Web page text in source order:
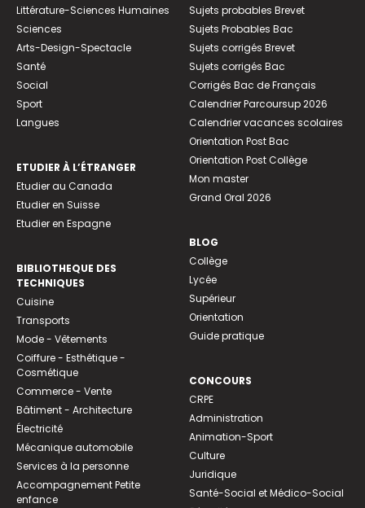
Littérature-Sciences Humaines
Sciences
Arts-Design-Spectacle
Santé
Social
Sport
Langues
ETUDIER À L’ÉTRANGER
Etudier au Canada
Etudier en Suisse
Etudier en Espagne
BIBLIOTHEQUE DES
TECHNIQUES
Cuisine
Transports
Mode - Vêtements
Coiffure - Esthétique -
Cosmétique
Commerce - Vente
Bâtiment - Architecture
Électricité
Mécanique automobile
Services à la personne
Accompagnement Petite
enfance
Sujets probables Brevet
Sujets Probables Bac
Sujets corrigés Brevet
Sujets corrigés Bac
Corrigés Bac de Français
Calendrier Parcoursup 2026
Calendrier vacances scolaires
Orientation Post Bac
Orientation Post Collège
Mon master
Grand Oral 2026
BLOG
Collège
Lycée
Supérieur
Orientation
Guide pratique
CONCOURS
CRPE
Administration
Animation-Sport
Culture
Juridique
Santé-Social et Médico-Social